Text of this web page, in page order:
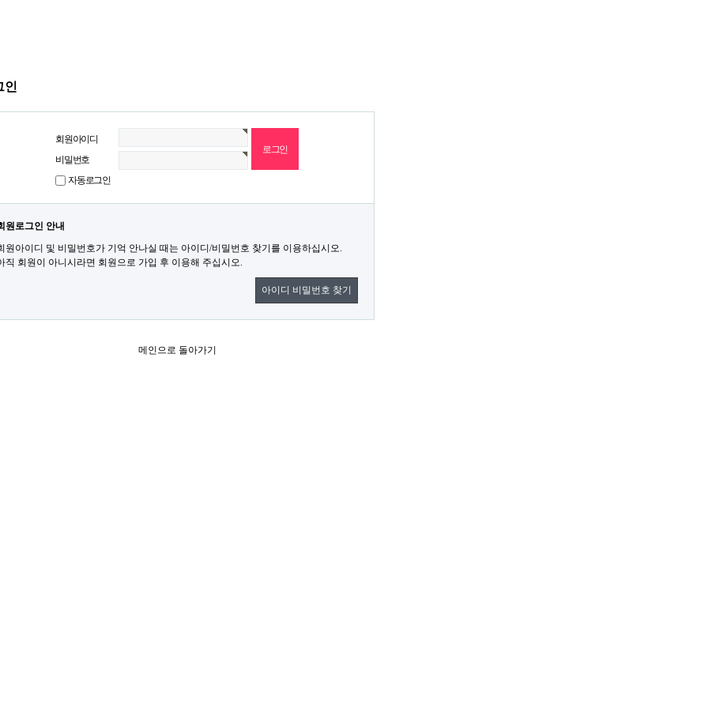
인
회원아이디
비밀번호
자동로그인
원로그인 안내
원아이디 및 비밀번호가 기억 안나실 때는 아이디/비밀번호 찾기를 이용하십시오.
직 회원이 아니시라면 회원으로 가입 후 이용해 주십시오.
아이디 비밀번호 찾기
메인으로 돌아가기